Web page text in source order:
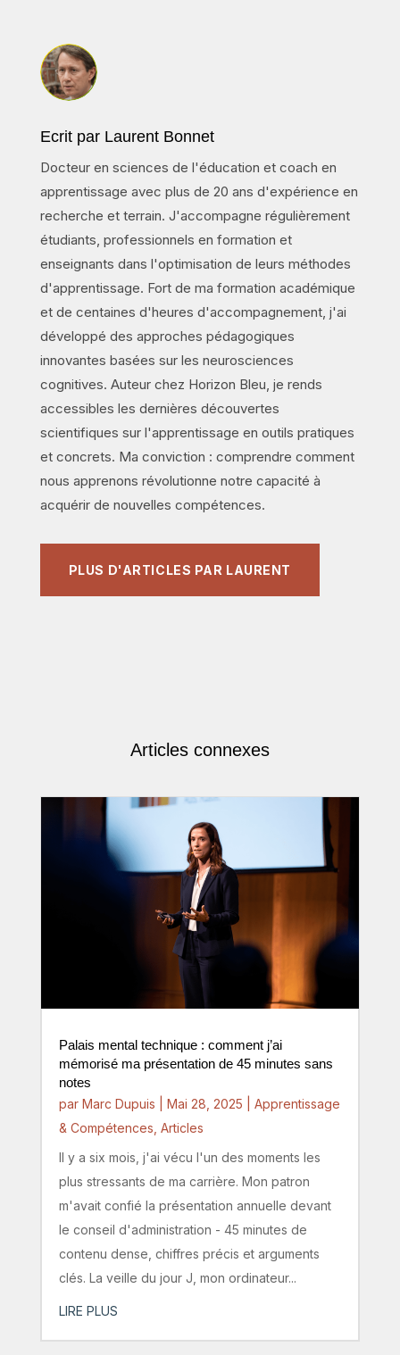
Ecrit par Laurent Bonnet
Docteur en sciences de l'éducation et coach en
apprentissage avec plus de 20 ans d'expérience en
recherche et terrain. J'accompagne régulièrement
étudiants, professionnels en formation et
enseignants dans l'optimisation de leurs méthodes
d'apprentissage. Fort de ma formation académique
et de centaines d'heures d'accompagnement, j'ai
développé des approches pédagogiques
innovantes basées sur les neurosciences
cognitives. Auteur chez Horizon Bleu, je rends
accessibles les dernières découvertes
scientifiques sur l'apprentissage en outils pratiques
et concrets. Ma conviction : comprendre comment
nous apprenons révolutionne notre capacité à
acquérir de nouvelles compétences.
PLUS D'ARTICLES PAR LAURENT
Articles connexes
Palais mental technique : comment j’ai
mémorisé ma présentation de 45 minutes sans
notes
par Marc Dupuis Mai 28, 2025
Apprentissage
& Compétences, Articles
Il y a six mois, j'ai vécu l'un des moments les
plus stressants de ma carrière. Mon patron
m'avait confié la présentation annuelle devant
le conseil d'administration - 45 minutes de
contenu dense, chiffres précis et arguments
clés. La veille du jour J, mon ordinateur...
LIRE PLUS